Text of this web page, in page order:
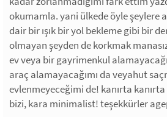
okumamla. yani ülkede öyle şeylere
dair bir ışık bir yol bekleme gibi bir
olmayan şeyden de korkmak
ev veya bir gayrimenkul
araç alamayacağımı da veyahut
evlenmeyeceğimi de! kanırta
bizi, kara minimalist! teşekkürler